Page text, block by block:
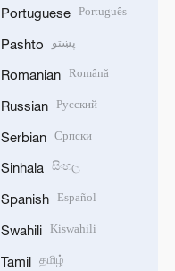
Portuguese Português
Pashto پښتو
Romanian Română
Russian Русский
Serbian Српски
Sinhala සිංහල
Spanish Español
Swahili Kiswahili
Tamil தமிழ்